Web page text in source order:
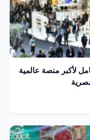
دليلك الكامل لأكبر منصة عالمية